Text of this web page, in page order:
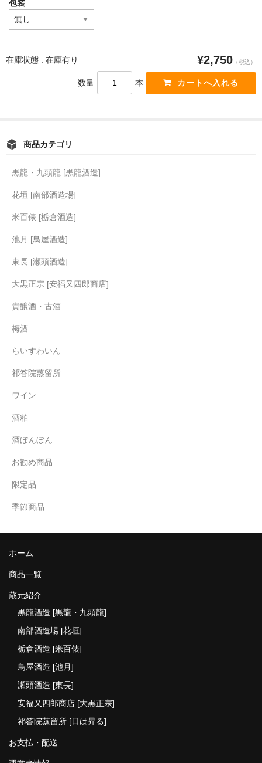
包装
在庫状態 : 在庫有り ¥2,750 （税込）
数量 本
商品カテゴリ
黒龍・九頭龍 [黒龍酒造]
花垣 [南部酒造場]
米百俵 [栃倉酒造]
池月 [鳥屋酒造]
東長 [瀬頭酒造]
大黒正宗 [安福又四郎商店]
貴醸酒・古酒
梅酒
らいすわいん
祁答院蒸留所
ワイン
酒粕
酒ぼんぼん
お勧め商品
限定品
季節商品
ホーム
商品一覧
蔵元紹介
黒龍酒造 [黒龍・九頭龍]
南部酒造場 [花垣]
栃倉酒造 [米百俵]
鳥屋酒造 [池月]
瀬頭酒造 [東長]
安福又四郎商店 [大黒正宗]
祁答院蒸留所 [日は昇る]
お支払・配送